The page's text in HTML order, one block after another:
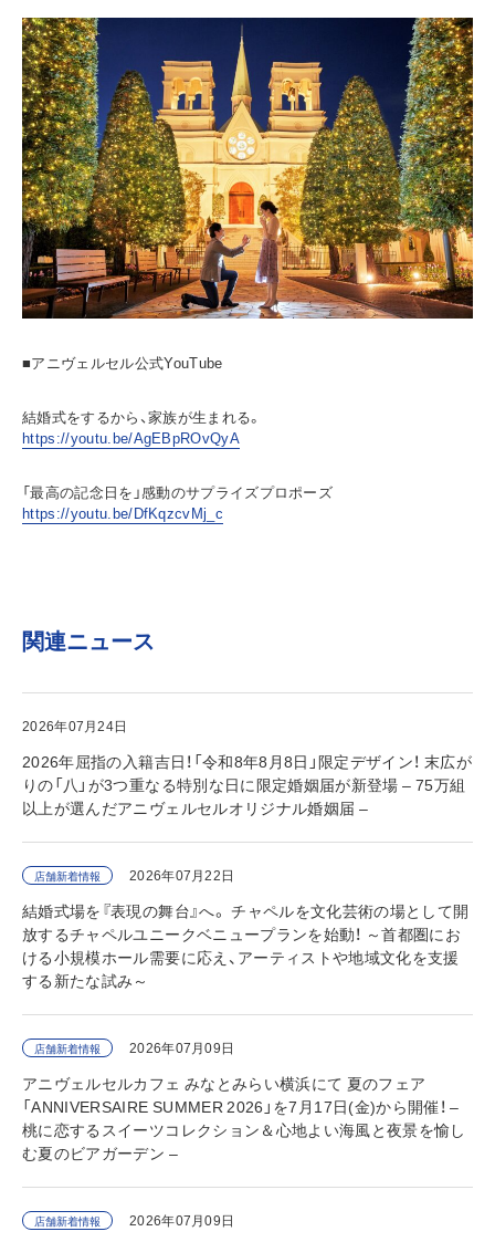
■アニヴェルセル公式YouTube
結婚式をするから、家族が生まれる。
https://youtu.be/AgEBpROvQyA
「最高の記念日を」感動のサプライズプロポーズ
https://youtu.be/DfKqzcvMj_c
関連ニュース
2026年07月24日
2026年屈指の入籍吉日！「令和8年8月8日」限定デザイン！ 末広が
りの「八」が3つ重なる特別な日に限定婚姻届が新登場 – 75万組
以上が選んだアニヴェルセルオリジナル婚姻届 –
店舗新着情報 2026年07月22日
結婚式場を『表現の舞台』へ。 チャペルを文化芸術の場として開
放するチャペルユニークベニュープランを始動！ ～首都圏にお
ける小規模ホール需要に応え、アーティストや地域文化を支援
する新たな試み～
店舗新着情報 2026年07月09日
アニヴェルセルカフェ みなとみらい横浜にて 夏のフェア
「ANNIVERSAIRE SUMMER 2026」を7月17日(金)から開催！ –
桃に恋するスイーツコレクション＆心地よい海風と夜景を愉し
む夏のビアガーデン –
店舗新着情報 2026年07月09日